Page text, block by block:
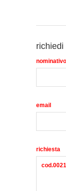
nominativo
email
richiesta